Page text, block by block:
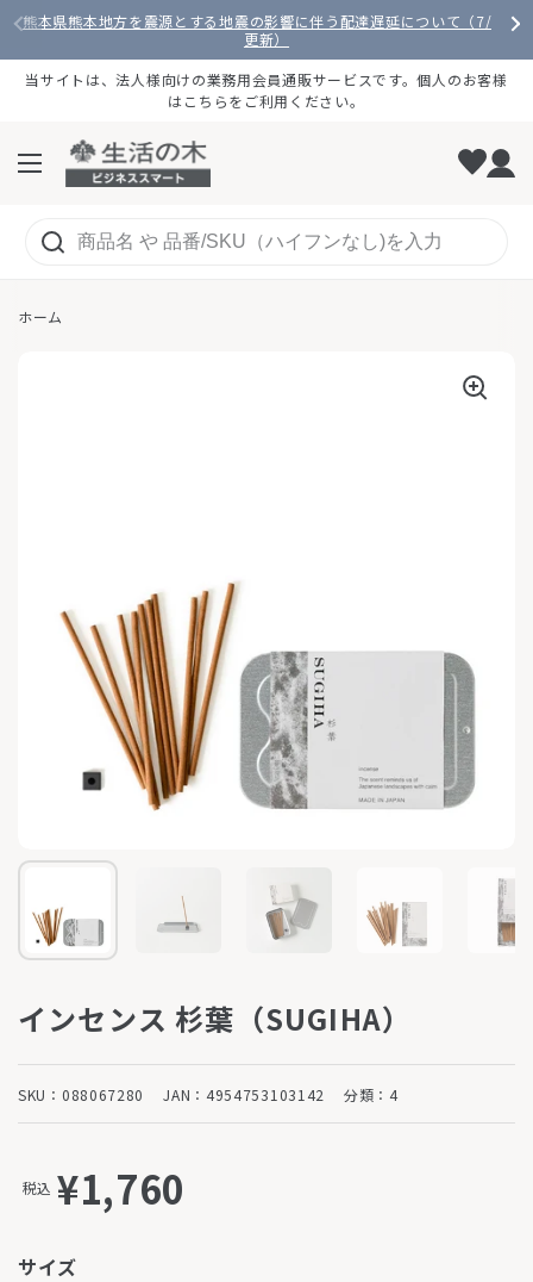
コンテンツへスキップ
熊本県熊本地方を震源とする地震の影響に伴う配達遅延について（7/28
更新）
当サイトは、法人様向けの業務用会員通販サービスです。個人のお客様
はこちらをご利用ください。
メニューを開く
ホーム
インセンス 杉葉（SUGIHA）
SKU：088067280 JAN：4954753103142 分類：4
税込 ¥1,760
サイズ